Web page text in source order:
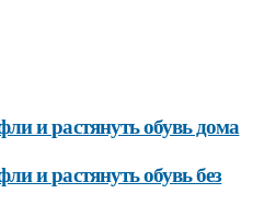
и растянуть обувь дома
и растянуть обувь без